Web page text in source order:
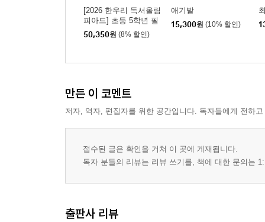
[2026 한우리 독서올림
피아드] 초등 5학년 필
독서 세트
50,350원 (8% 할인)
애기밭
15,300원 (10% 할인)
만든 이 코멘트
저자, 역자, 편집자를 위한 공간입니다. 독자들에게 전하
접수된 글은 확인을 거쳐 이 곳에 게재됩니다.
독자 분들의 리뷰는 리뷰 쓰기를, 책에 대한 문의는
출판사 리뷰